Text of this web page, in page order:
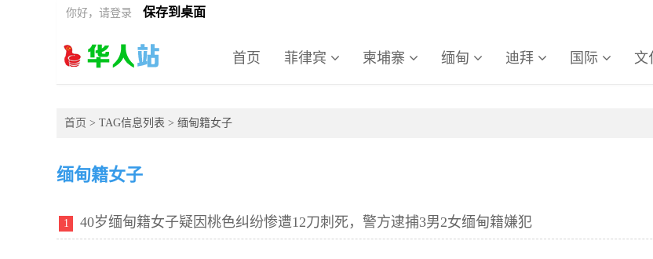
首页 菲律宾 柬埔寨 缅甸 迪拜 国际 文
你好，请登录 保存到桌面
首页 > TAG信息列表 > 缅甸籍女子
缅甸籍女子
1 40岁缅甸籍女子疑因桃色纠纷惨遭12刀刺死，警方逮捕3男2女缅甸籍嫌犯